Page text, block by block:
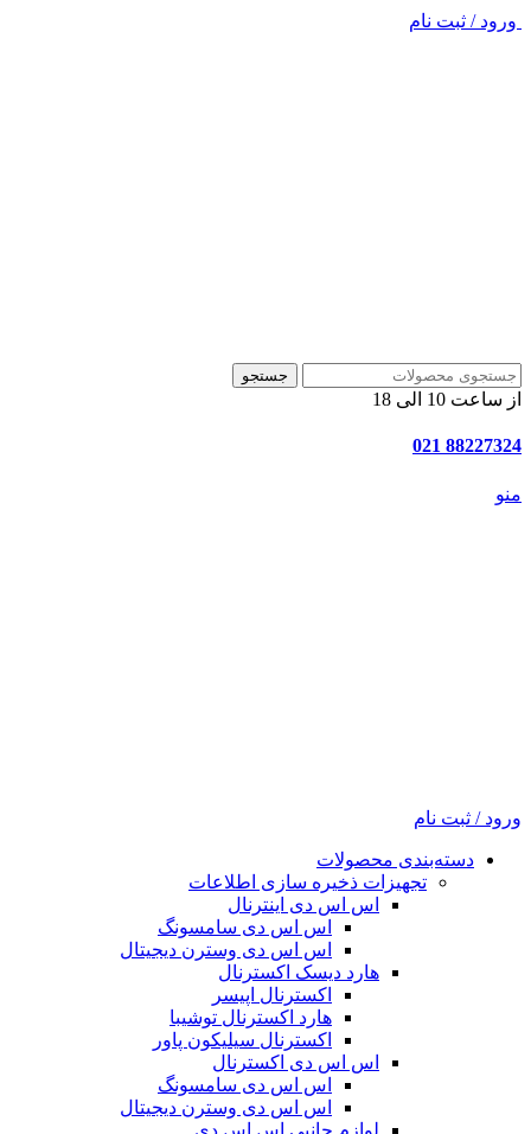
ورود / ثبت نام
جستجو
از ساعت 10 الی 18
88227324 021
منو
ورود / ثبت نام
دسته‌بندی محصولات
تجهیزات ذخیره سازی اطلاعات
اس اس دی اینترنال
اس اس دی سامسونگ
اس اس دی وسترن دیجیتال
هارد دیسک اکسترنال
اکسترنال اپیسر
هارد اکسترنال توشیبا
اکسترنال سیلیکون پاور
اس اس دی اکسترنال
اس اس دی سامسونگ
اس اس دی وسترن دیجیتال
لوازم جانبی اس اس دی